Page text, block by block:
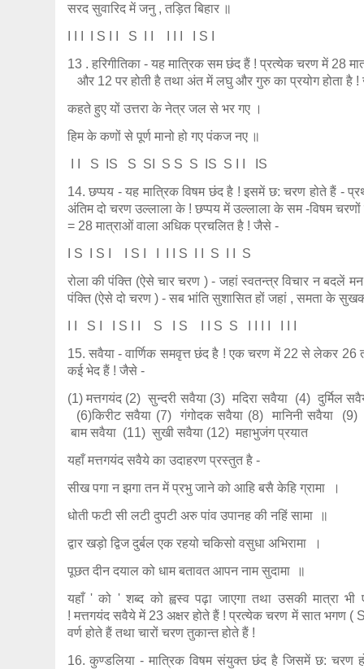
सरद सुवारिद में जनु , तड़ित बिहार ॥
I I I I S I I S I I I I I I S I
13 . हरिगीतिका - यह मात्रिक सम छंद हैं ! प्रत्येक चरण में 28
और 12 पर होती है तथा अंत में लघु और गुरु का प्रयोग होता है
कहते हुए यों उत्तरा के नेत्र जल से भर गए ।
हिम के कणों से पूर्ण मानो हो गए पंकज नए ॥
I I S IS S SI S S S IS S I I IS
14. छप्पय - यह मात्रिक विषम छंद है ! इसमें छ: चरण होते हैं -
अंतिम दो चरण उल्लाला के ! छप्पय में उल्लाला के सम -विषम
= 28 मात्राओं वाला अधिक प्रचलित है ! जैसे -
I S I S I I S I I I I S I I S I I S
रोला की पंक्ति (ऐसे चार चरण ) - जहां स्वतन्त्र विचार न बदलें
पंक्ति (ऐसे दो चरण ) - सब भांति सुशासित हों जहां , समता के
I I S I I S I I S I S I I S S I I I I I I I
15. सवैया - वार्णिक समवृत्त छंद है ! एक चरण में 22 से लेकर 26
कई भेद हैं ! जैसे -
(1) मत्तगयंद (2) सुन्दरी सवैया (3) मदिरा सवैया (4) दुर्मिल
(6)किरीट सवैया (7) गंगोदक सवैया (8) मानिनी सवैया (9)
बाम सवैया (11) सुखी सवैया (12) महाभुजंग प्रयात
यहाँ मत्तगयंद सवैये का उदाहरण प्रस्तुत है -
सीख पगा न झगा तन में प्रभु जाने को आहि बसै केहि ग्रामा ।
धोती फटी सी लटी दुपटी अरु पांव उपानह की नहिं सामा ॥
द्वार खड़ो द्विज दुर्बल एक रहयो चकिसो वसुधा अभिरामा ।
पूछत दीन दयाल को धाम बतावत आपन नाम सुदामा ॥
यहाँ ' को ' शब्द को ह्वस्व पढ़ा जाएगा तथा उसकी मात्रा भी
! मत्तगयंद सवैये में 23 अक्षर होते हैं ! प्रत्येक चरण में सात भगण (
वर्ण होते हैं तथा चारों चरण तुकान्त होते हैं !
16. कुण्डलिया - मात्रिक विषम संयुक्त छंद है जिसमें छ: चरण